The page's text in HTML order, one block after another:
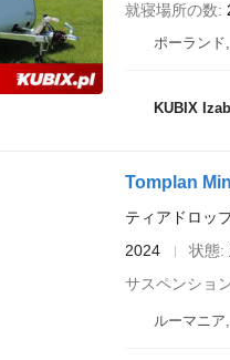
就寝場所の数
ポーラン
KUBIX
Tomplan
ティアドロッ
2024
状態
サスペンショ
ルーマニ